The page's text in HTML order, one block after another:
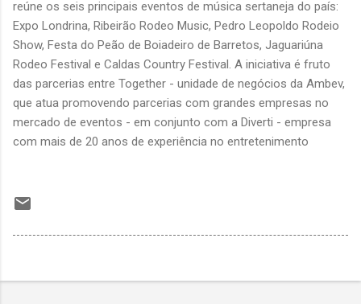
reúne os seis principais eventos de música sertaneja do país:
Expo Londrina, Ribeirão Rodeo Music, Pedro Leopoldo Rodeio
Show, Festa do Peão de Boiadeiro de Barretos, Jaguariúna
Rodeo Festival e Caldas Country Festival. A iniciativa é fruto
das parcerias entre Together - unidade de negócios da Ambev,
que atua promovendo parcerias com grandes empresas no
mercado de eventos - em conjunto com a Diverti - empresa
com mais de 20 anos de experiência no entretenimento